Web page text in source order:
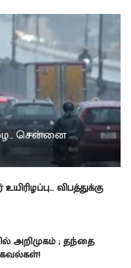
சென்னை
விபத்துக்கு
அறிமுகம் ; தந்தை